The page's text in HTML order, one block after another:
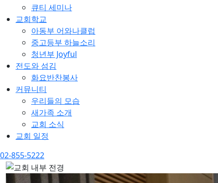
큐티 세미나
교회학교
아동부 어와나클럽
중고등부 하늘소리
청년부 Joyful
전도와 섬김
화요반찬봉사
커뮤니티
우리들의 모습
새가족 소개
교회 소식
교회 일정
02-855-5222